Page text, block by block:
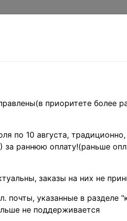
23 • 5
выпуск
приоритете более
по 10 августа, традиционно,
за раннюю оплату!(раньше
заказы на них не
почты, указанные в разделе
не поддерживается